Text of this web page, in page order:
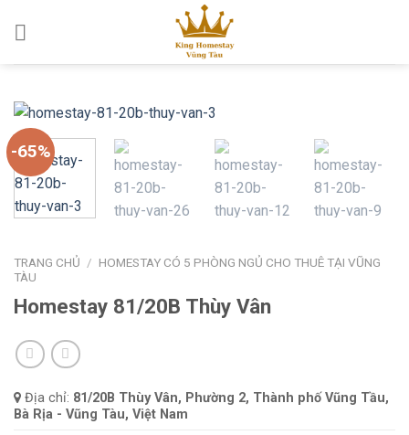
-65%
TRANG CHỦ / HOMESTAY CÓ 5 PHÒNG NGỦ CHO THUÊ TẠI VŨNG
TÀU
Homestay 81/20B Thùy Vân
Địa chỉ: 81/20B Thùy Vân, Phường 2, Thành phố Vũng Tầu,
Bà Rịa - Vũng Tàu, Việt Nam